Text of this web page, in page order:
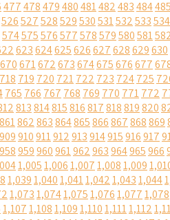
477478479480481482483484485
526527528529530531532533534
574575576577578579580581
623624625626627628629630
670671672673674675676677
718 719 720 721722 723 724725
765 766 767 768 769 770 771772
813814815816817818819820
861862863864865866867868869
909910911912913914915916917
958959960961962963964965966
1,0051,0061,0071,0081,009
1,0391,0401,0411,0421,0431,044
1,0731,0741,0751,0761,0771,078
1,1071,1081,1091,1101,1111,112